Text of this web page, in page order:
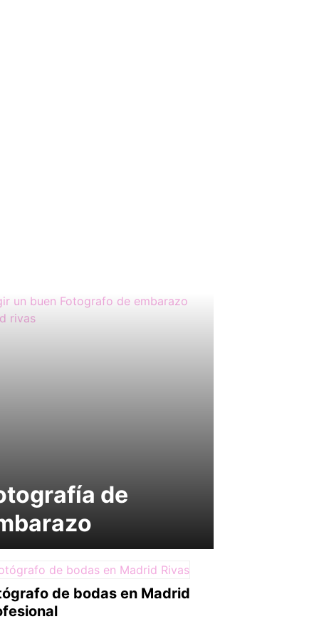
de
de bodas en Madrid